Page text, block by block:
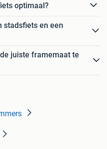
optimaal?
stadsfiets en een
juiste framemaat te